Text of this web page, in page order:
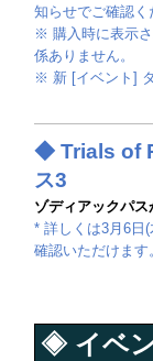
知らせでご確認く
※ 購入時に表示
係ありません。
※ 新 [イベント]
◆ Trials of
ス3
ゾディアックパス
* 詳しくは3月6日
確認いただけます
◈ イベ